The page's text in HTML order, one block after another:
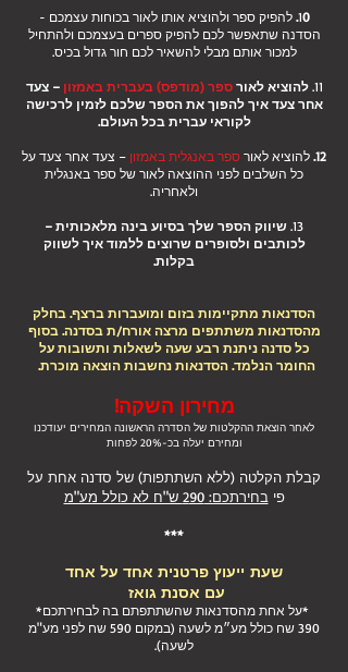
10.
להפיק ספר ולהוציא אותו לאור בכוחות עצמכם -
הסדנה שתאפשר לכם להפיק ספרים בעצמכם ולהתחיל
למכור אותם מבלי להשאיר לכם חור גדול בכיס.
11. להוציא לאורספר (מודפס) בעברית באמזון – צעד
אחר צעד איך להפוך את הספר שלכם לזמין לרכישה
לקוראי עברית בכל העולם.
12. להוציא לאור ספר באנגלית באמזון – צעד אחר צעד על
כל השלבים לפני ההוצאה לאור של ספר באנגלית
ולאחריה.
13. שיווק הספר שלך בסיוע בינה מלאכותית ­–
לכותבים ולסופרים שרוצים ללמוד איך לשווק
בקלות.
הסדנאות מתקיימות בזום ומועברות ברצף. בחלק
מהסדנאות משתתפים מרצה אורח/ת בסדנה. בסוף
כל סדנה ניתנת רבע שעה לשאלות ותשובות על
החומר הנלמד. הסדנאות נחשבות הוצאה מוכרת.
מחירון השקה!
לאחר הוצאת ההקלטות של הסדרה הראשונה המחירים יעודכנו
ומחירם יעלה בכ-20% לפחות
קבלת הקלטה (ללא השתתפות) של סדנה אחת על
פי בחירתכם: 290 ש"ח לא כולל מע"מ
***
שעת ייעוץ פרטנית אחד על אחד
עם אסנת גואז
*על אחת מהסדנאות שהשתתפתם בה לבחירתכם*
390 שח כולל מע״מ לשעה (במקום 590 שח לפני מע"מ
לשעה).